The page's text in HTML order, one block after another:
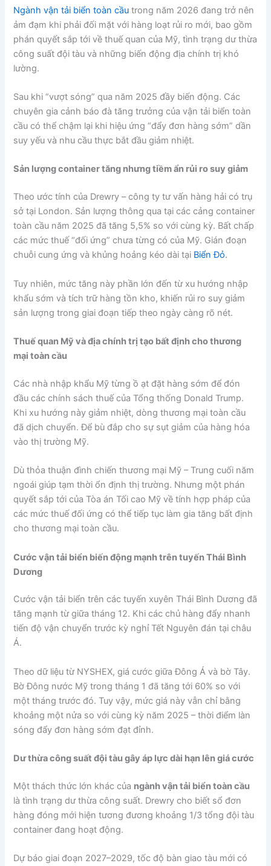
Ngành vận tải biển toàn cầu trong năm 2026 đang trở nên
ảm đạm khi phải đối mặt với hàng loạt rủi ro mới, bao gồm
phán quyết sắp tới về thuế quan của Mỹ, tình trạng dư thừa
công suất đội tàu và những biến động địa chính trị khó
lường.
Sau khi “vượt sóng” qua năm 2025 đầy biến động. Các
chuyên gia cảnh báo đà tăng trưởng của vận tải biển toàn
cầu có thể chậm lại khi hiệu ứng “đẩy đơn hàng sớm” dần
suy yếu và nhu cầu thực bắt đầu giảm nhiệt.
Sản lượng container tăng nhưng tiềm ẩn rủi ro suy giảm
Theo ước tính của Drewry – công ty tư vấn hàng hải có trụ
sở tại London. Sản lượng thông qua tại các cảng container
toàn cầu năm 2025 đã tăng 5,5% so với cùng kỳ. Bất chấp
các mức thuế “đối ứng” chưa từng có của Mỹ. Gián đoạn
chuỗi cung ứng và khủng hoảng kéo dài tại Biển Đỏ.
Tuy nhiên, mức tăng này phần lớn đến từ xu hướng nhập
khẩu sớm và tích trữ hàng tồn kho, khiến rủi ro suy giảm
sản lượng trong giai đoạn tiếp theo ngày càng rõ nét.
Thuế quan Mỹ và địa chính trị tạo bất định cho thương
mại toàn cầu
Các nhà nhập khẩu Mỹ từng ồ ạt đặt hàng sớm để đón
đầu các chính sách thuế của Tổng thống Donald Trump.
Khi xu hướng này giảm nhiệt, dòng thương mại toàn cầu
đã dịch chuyển. Để bù đắp cho sự sụt giảm của hàng hóa
vào thị trường Mỹ.
Dù thỏa thuận đình chiến thương mại Mỹ – Trung cuối năm
ngoái giúp tạm thời ổn định thị trường. Nhưng một phán
quyết sắp tới của Tòa án Tối cao Mỹ về tính hợp pháp của
các mức thuế đối ứng có thể tiếp tục làm gia tăng bất định
cho thương mại toàn cầu.
Cước vận tải biển biến động mạnh trên tuyến Thái Bình
Dương
Cước vận tải biển trên các tuyến xuyên Thái Bình Dương đã
tăng mạnh từ giữa tháng 12. Khi các chủ hàng đẩy nhanh
tiến độ vận chuyển trước kỳ nghỉ Tết Nguyên đán tại châu
Á.
Theo dữ liệu từ NYSHEX, giá cước giữa Đông Á và bờ Tây.
Bờ Đông nước Mỹ trong tháng 1 đã tăng tới 60% so với
một tháng trước đó. Tuy vậy, mức giá này vẫn chỉ bằng
khoảng một nửa so với cùng kỳ năm 2025 – thời điểm làn
sóng đẩy đơn hàng sớm đạt đỉnh.
Dư thừa công suất đội tàu gây áp lực dài hạn lên giá cước
Một thách thức lớn khác của ngành vận tải biển toàn cầu
là tình trạng dư thừa công suất. Drewry cho biết sổ đơn
hàng đóng mới hiện tương đương khoảng 1/3 tổng đội tàu
container đang hoạt động.
Dự báo giai đoạn 2027–2029, tốc độ bàn giao tàu mới có